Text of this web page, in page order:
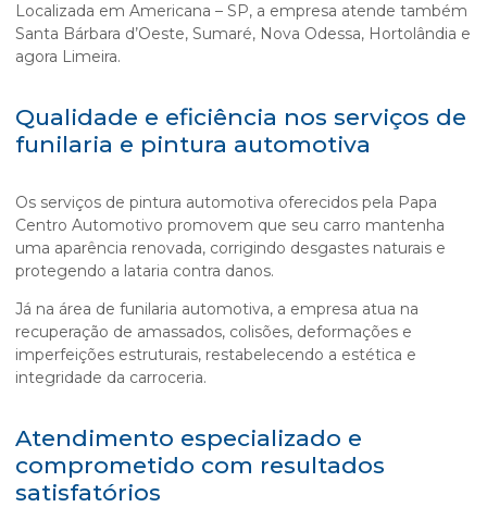
Localizada em Americana – SP, a empresa atende também
Santa Bárbara d’Oeste, Sumaré, Nova Odessa, Hortolândia e
agora Limeira.
Qualidade e eficiência nos serviços de
funilaria e pintura automotiva
Os serviços de pintura automotiva oferecidos pela Papa
Centro Automotivo promovem que seu carro mantenha
uma aparência renovada, corrigindo desgastes naturais e
protegendo a lataria contra danos.
Já na área de funilaria automotiva, a empresa atua na
recuperação de amassados, colisões, deformações e
imperfeições estruturais, restabelecendo a estética e
integridade da carroceria.
Atendimento especializado e
comprometido com resultados
satisfatórios